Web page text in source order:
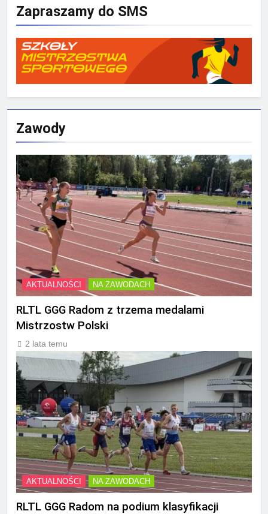
Zapraszamy do SMS
Zawody
AKTUALNOŚCI NA ZAWODACH
RLTL GGG Radom z trzema medalami
Mistrzostw Polski
2 lata temu
AKTUALNOŚCI NA ZAWODACH
RLTL GGG Radom na podium klasyfikacji